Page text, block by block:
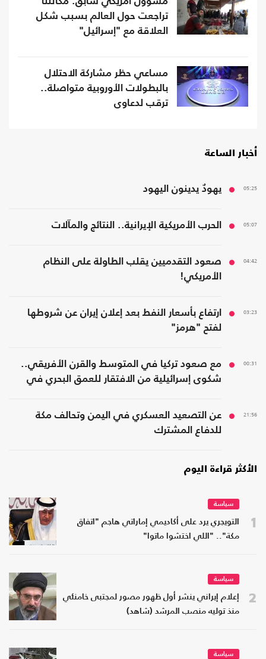
تراجعت حول العالم بسبب شكل
العلاقة مع "إسرائيل"
مساعي حظر مشاركة الاحتلال
بالبطولات الأوروبية متواصلة..
ترقب لدعاوى
أخبار الساعة
05:25 يهودٌ يدينون اليهود
05:07 الحرب الأمريكية الإيرانية.. النتائج والمآلات
04:42
صعود التقدميين يقلب الطاولة على النظام
الأمريكي!
03:23
ارتفاع بأسعار النفط بعد إعلان إيران عن شروطها
لفتح "هرمز"
00:31
مع صعود تركيا في المتوسط والقرن الأفريقي..
شكوى إسرائيلية من الافتقار للعمق البحري في
21:56
عن التصعيد العسكري في اليمن وتحالف مكة
للدفاع المشترك
الأكثر قراءة اليوم
1
سياسة
التويجري يرد على أكاديمي إماراتي هاجم "اتفاق
مكة".. "اللي اختشوا ماتوا"
2
سياسة
إعلام إيراني ينشر أول ظهور مصور لمجتبى خامنئي
منذ توليه منصب المرشد (شاهد)
سياسة